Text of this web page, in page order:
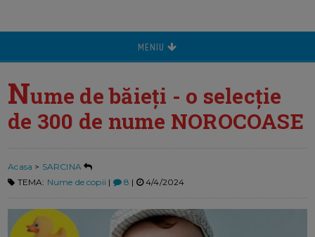
MENIU
Nume de băieți - o selecție
de 300 de nume NOROCOASE
Acasa > SARCINA
TEMA: Nume de copii | 8 | 4/4/2024